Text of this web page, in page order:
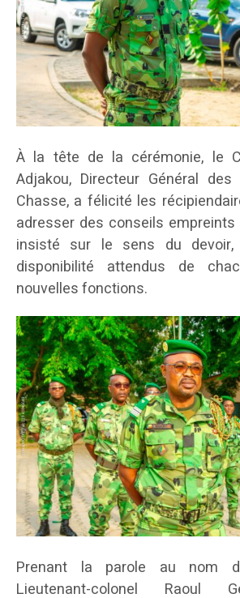
À la tête de la cérémonie, le
Adjakou, Directeur Général
Chasse, a félicité les
adresser des conseils
insisté sur le sens du devoir,
disponibilité attendus de
nouvelles fonctions.
Prenant la parole au nom
Lieutenant-colonel Raoul